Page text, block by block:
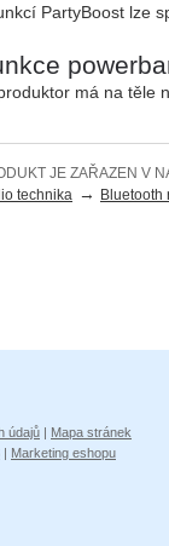
PartyBoost lze
má na těle
JE ZAŘAZEN V
technika → Bluetooth
údajů | Mapa stránek
| Marketing eshopu